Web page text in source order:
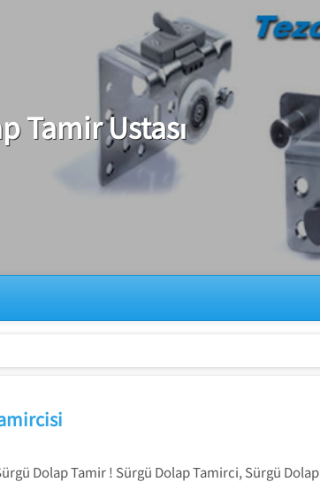
Tamir Ustası
Dolap Tamir ! Sürgü Dolap Tamirci, Sürgü Dolap